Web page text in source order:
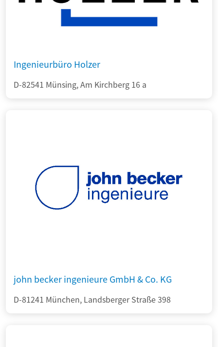
Ingenieurbüro Holzer
D-82541 Münsing, Am Kirchberg 16 a
john becker ingenieure GmbH & Co. KG
D-81241 München, Landsberger Straße 398